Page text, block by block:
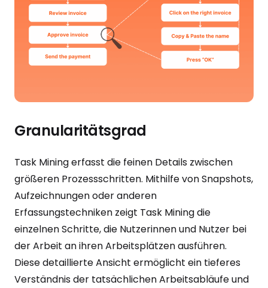
Granularitätsgrad
Task Mining erfasst die feinen Details zwischen
größeren Prozessschritten. Mithilfe von Snapshots,
Aufzeichnungen oder anderen
Erfassungstechniken zeigt Task Mining die
einzelnen Schritte, die Nutzerinnen und Nutzer bei
der Arbeit an ihren Arbeitsplätzen ausführen.
Diese detaillierte Ansicht ermöglicht ein tieferes
Verständnis der tatsächlichen Arbeitsabläufe und